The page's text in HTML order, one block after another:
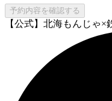
予約内容を確認する
【公式】北海もんじゃ